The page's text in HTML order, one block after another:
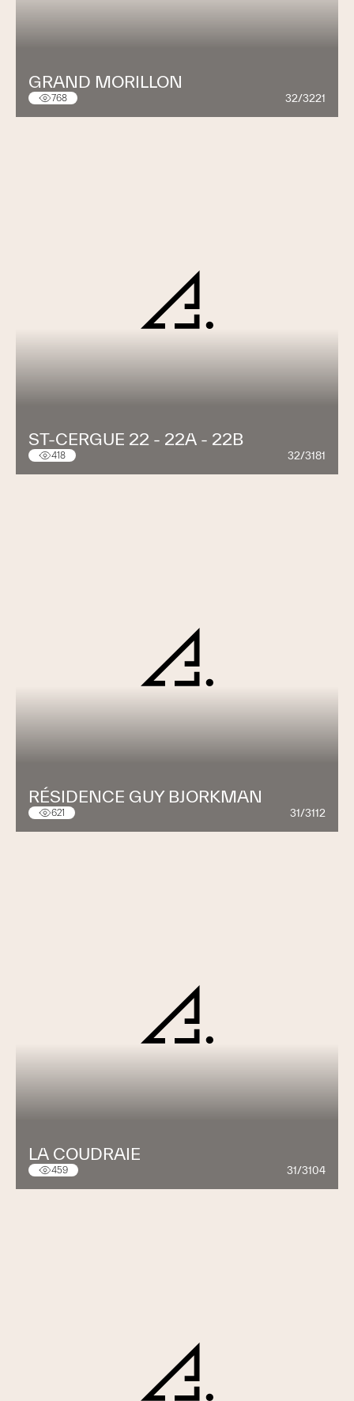
GRAND MORILLON
768 32/3221
ST-CERGUE 22 - 22A - 22B
418 32/3181
RÉSIDENCE GUY BJORKMAN
621 31/3112
LA COUDRAIE
459 31/3104